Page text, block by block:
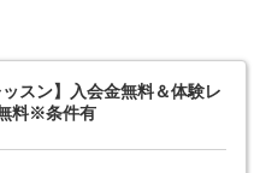
スン】入会金無料＆体験レ
料※条件有